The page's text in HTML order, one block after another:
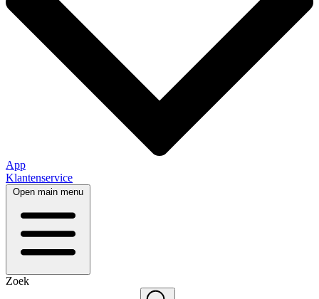
App
Klantenservice
Open main menu
Zoek